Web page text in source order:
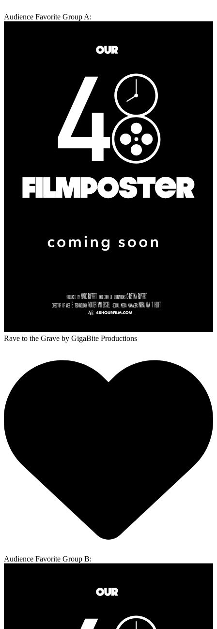
Audience Favorite Group A:
Rave to the Grave by GigaBite Productions
Audience Favorite Group B: